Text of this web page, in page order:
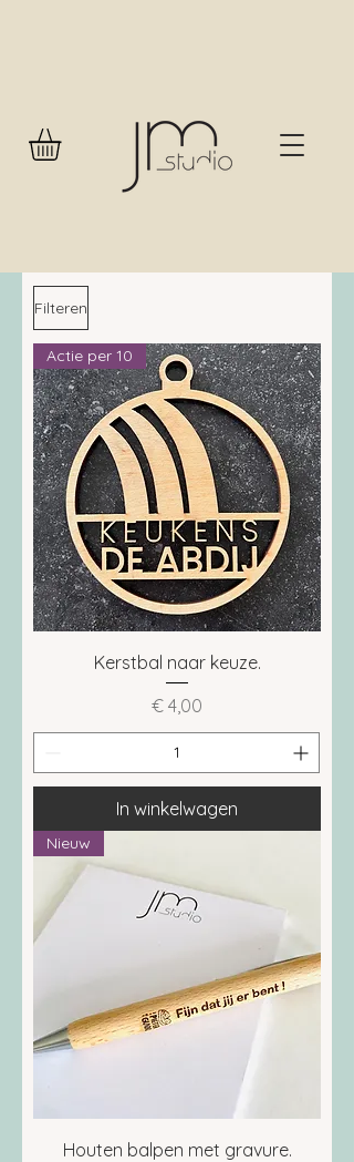
Filteren
Actie per 10
Kerstbal naar keuze.
Prijs
€ 4,00
In winkelwagen
Nieuw
Houten balpen met gravure.